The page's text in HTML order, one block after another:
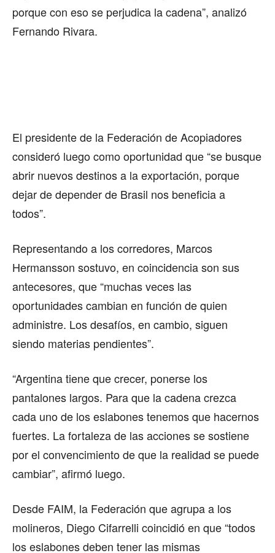
porque con eso se perjudica la cadena”, analizó
Fernando Rivara.
El presidente de la Federación de Acopiadores
consideró luego como oportunidad que “se busque
abrir nuevos destinos a la exportación, porque
dejar de depender de Brasil nos beneficia a
todos”.
Representando a los corredores, Marcos
Hermansson sostuvo, en coincidencia son sus
antecesores, que “muchas veces las
oportunidades cambian en función de quien
administre. Los desafíos, en cambio, siguen
siendo materias pendientes”.
“Argentina tiene que crecer, ponerse los
pantalones largos. Para que la cadena crezca
cada uno de los eslabones tenemos que hacernos
fuertes. La fortaleza de las acciones se sostiene
por el convencimiento de que la realidad se puede
cambiar”, afirmó luego.
Desde FAIM, la Federación que agrupa a los
molineros, Diego Cifarrelli coincidió en que “todos
los eslabones deben tener las mismas